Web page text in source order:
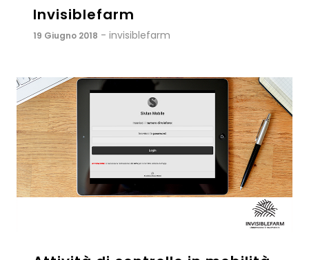
Invisiblefarm
19 Giugno 2018 - invisiblefarm